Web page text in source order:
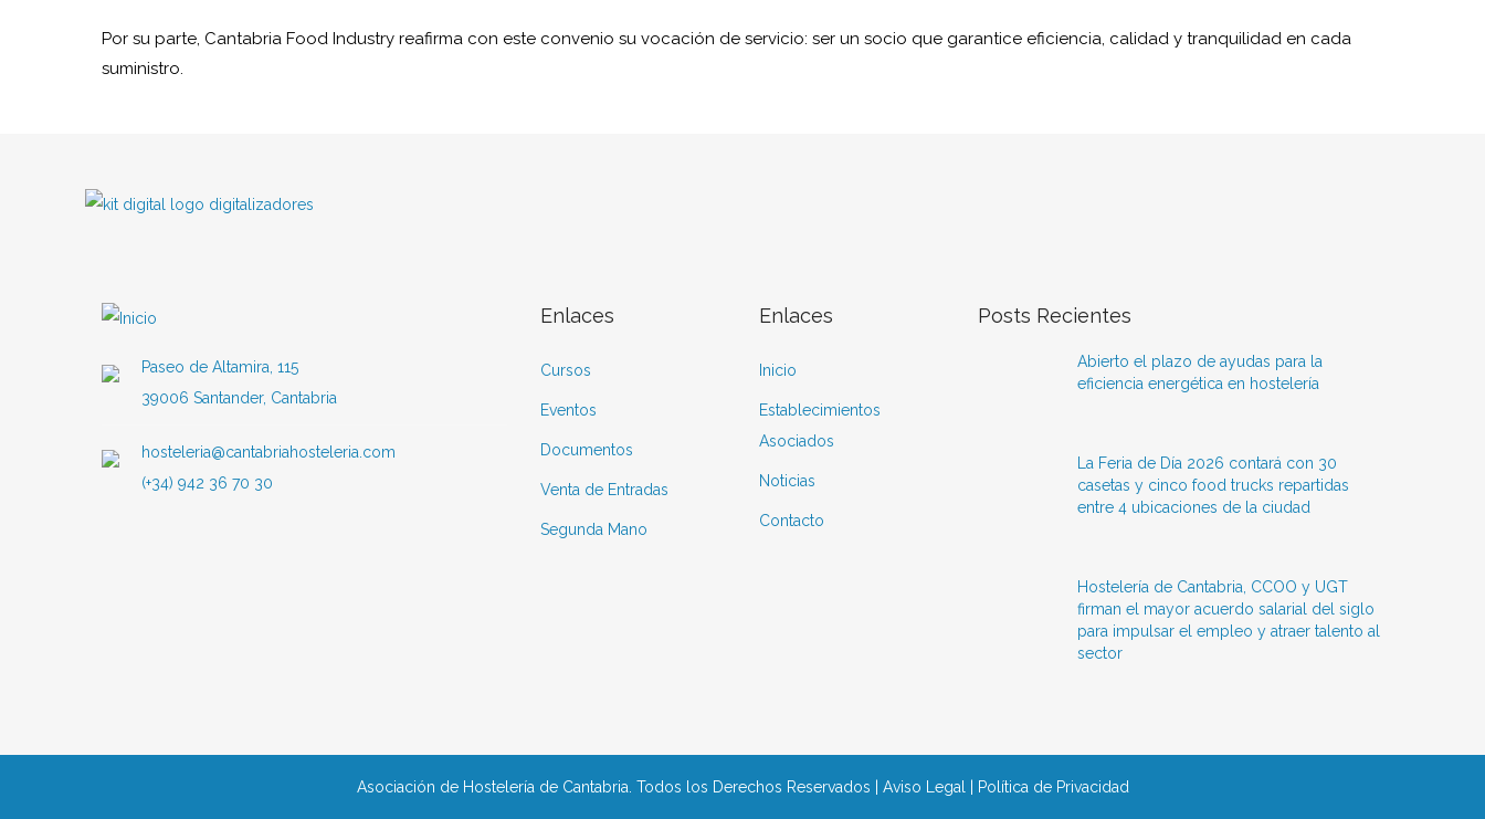
Por su parte, Cantabria Food Industry reafirma con este convenio su vocación de servicio: ser un socio que garantice eficiencia, calidad y tranquilidad en cada
suministro.
Paseo de Altamira, 115
39006 Santander, Cantabria
hosteleria@cantabriahosteleria.com
(+34) 942 36 70 30
Enlaces
Cursos
Eventos
Documentos
Venta de Entradas
Segunda Mano
Enlaces
Inicio
Establecimientos
Asociados
Noticias
Contacto
Posts Recientes
Abierto el plazo de ayudas para la
eficiencia energética en hostelería
La Feria de Día 2026 contará con 30
casetas y cinco food trucks repartidas
entre 4 ubicaciones de la ciudad
Hostelería de Cantabria, CCOO y UGT
firman el mayor acuerdo salarial del siglo
para impulsar el empleo y atraer talento al
sector
Asociación de Hostelería de Cantabria. Todos los Derechos Reservados | Aviso Legal Política de Privacidad